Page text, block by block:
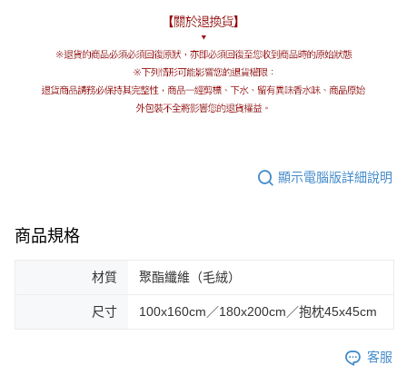
顯示電腦版詳細說明
商品規格
材質 聚酯纖維（毛絨）
尺寸 100x160cm／180x200cm／抱枕45x45cm
客服